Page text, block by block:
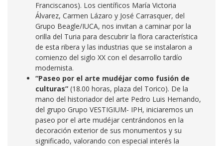
Franciscanos). Los científicos María Victoria
Álvarez, Carmen Lázaro y José Carrasquer, del
Grupo Beagle/IUCA, nos invitan a caminar por la
orilla del Turia para descubrir la flora característica
de esta ribera y las industrias que se instalaron a
comienzo del siglo XX con el desarrollo tardío
modernista.
“Paseo por el arte mudéjar como fusión de
culturas” (18.00 horas, plaza del Torico). De la
mano del historiador del arte Pedro Luis Hernando,
del grupo Grupo VESTIGIUM- IPH, iniciaremos un
paseo por el arte mudéjar centrándonos en la
decoración exterior de sus monumentos y su
significado, valorando con especial interés la